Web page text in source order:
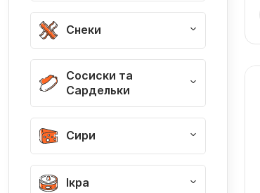
Снеки
Сосиски та
Сардельки
Сири
Ікра